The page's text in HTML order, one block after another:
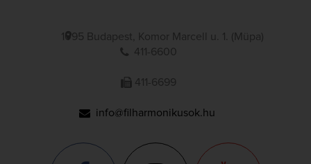
1095 Budapest, Komor Marcell u. 1. (Müpa)
411-6600
411-6699
info@filharmonikusok.hu